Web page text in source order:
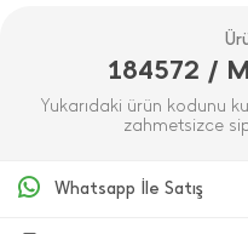
184572 /
Yukarıdaki ürün kodunu
zahmetsizce
Whatsapp İle Satış